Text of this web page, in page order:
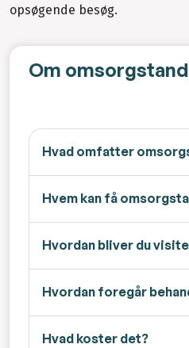
opsøgende besøg.
Om
Hvad omfatter
Hvem kan få
Hvordan bliver du
Hvordan foregår
Hvad koster det?